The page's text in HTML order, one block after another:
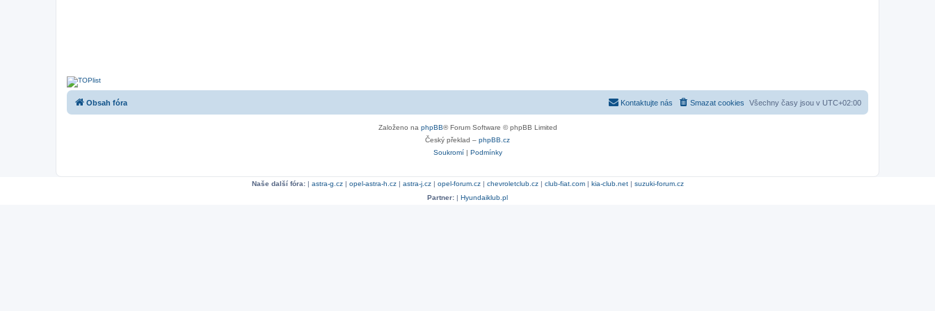
Obsah fóra Všechny časy jsou v UTC+02:00
Smazat cookies
Kontaktujte nás
Založeno na phpBB® Forum Software © phpBB Limited
Český překlad – phpBB.cz
Soukromí| Podmínky
Naše další fóra:| astra-g.cz| opel-astra-h.cz| astra-j.cz| opel-forum.cz| chevroletclub.cz| club-fiat.com| kia-club.net| suzuki-forum.cz
Partner: | Hyundaiklub.pl